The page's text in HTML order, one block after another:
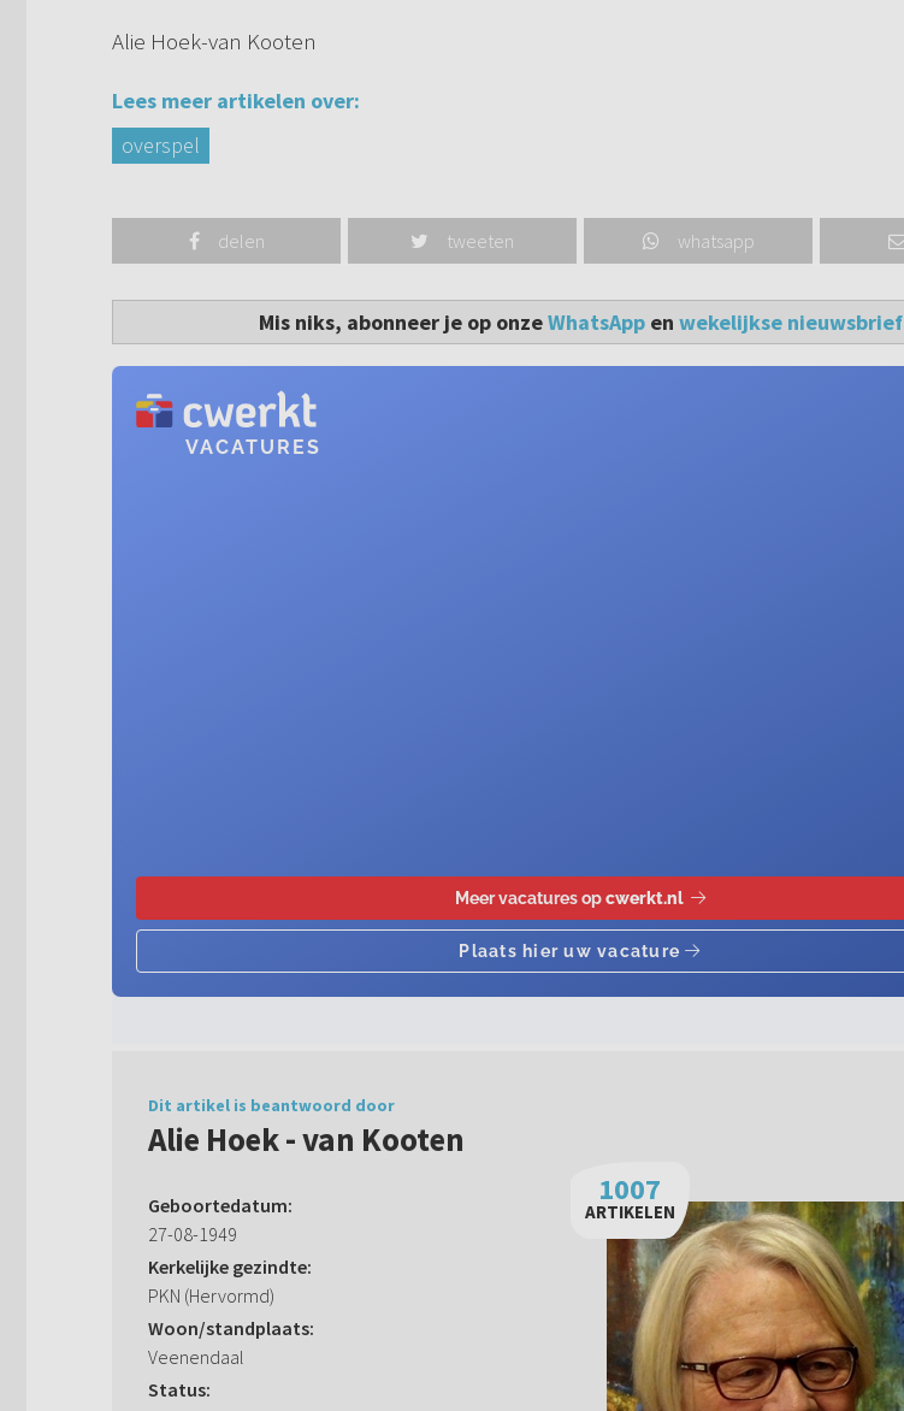
Alie Hoek-van Kooten
Lees meer artikelen over:
overspel
delen tweeten whatsapp
Mis niks, abonneer je op onzeWhatsAppen wekelijkse nieuwsbrief
Dit artikel is beantwoord door
Alie Hoek - van Kooten
Geboortedatum:
27-08-1949
Kerkelijke gezindte:
PKN (Hervormd)
Woon/standplaats:
Veenendaal
Status:
1007
ARTIKELEN